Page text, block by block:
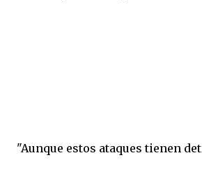
"Aunque estos ataques tienen